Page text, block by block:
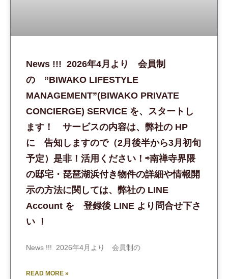
News !!! 2026年4月より 会員制
の ”BIWAKO LIFESTYLE
MANAGEMENT”(BIWAKO PRIVATE
CONCIERGE) SERVICE を、スタートし
ます！ サービスの内容は、弊社の HP
に 告知しますので（2月後半から3月初旬
予定）是非！活用ください！⇨南禅寺界隈
の邸宅・琵琶湖浜付き物件の詳細や情報開
示の方法に関しては、弊社の LINE
Account を 登録後 LINE より問合せ下さ
い ！
News !!! 2026年4月より 会員制の
READ MORE »